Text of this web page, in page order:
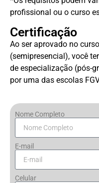
profissional ou o curso
Certificação
Ao ser aprovado no
(semipresencial), você
de especialização (pós-
por uma das escolas
Nome Completo
E-mail
Celular